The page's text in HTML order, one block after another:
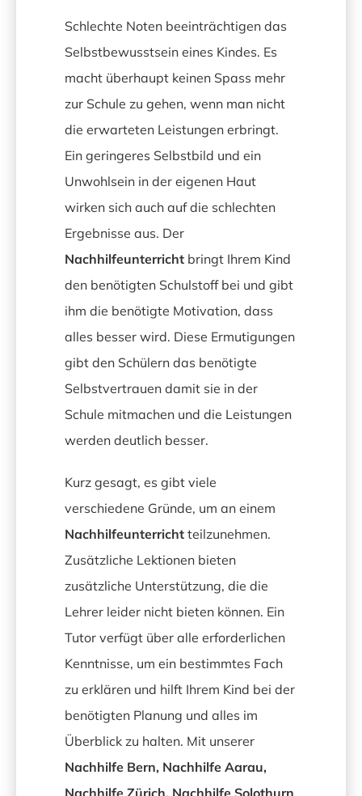
Schlechte Noten beeinträchtigen das
Selbstbewusstsein eines Kindes. Es
macht überhaupt keinen Spass mehr
zur Schule zu gehen, wenn man nicht
die erwarteten Leistungen erbringt.
Ein geringeres Selbstbild und ein
Unwohlsein in der eigenen Haut
wirken sich auch auf die schlechten
Ergebnisse aus. Der
Nachhilfeunterricht bringt Ihrem Kind
den benötigten Schulstoff bei und gibt
ihm die benötigte Motivation, dass
alles besser wird. Diese Ermutigungen
gibt den Schülern das benötigte
Selbstvertrauen damit sie in der
Schule mitmachen und die Leistungen
werden deutlich besser.
Kurz gesagt, es gibt viele
verschiedene Gründe, um an einem
Nachhilfeunterricht teilzunehmen.
Zusätzliche Lektionen bieten
zusätzliche Unterstützung, die die
Lehrer leider nicht bieten können. Ein
Tutor verfügt über alle erforderlichen
Kenntnisse, um ein bestimmtes Fach
zu erklären und hilft Ihrem Kind bei der
benötigten Planung und alles im
Überblick zu halten. Mit unserer
Nachhilfe Bern, Nachhilfe Aarau,